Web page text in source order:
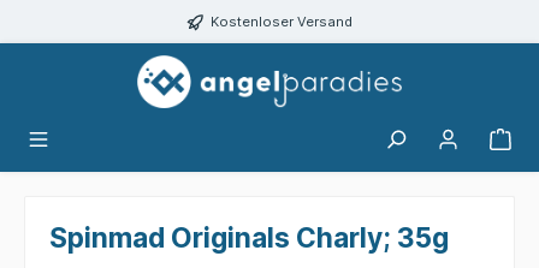
Kostenloser Versand
Spinmad Originals Charly; 35g